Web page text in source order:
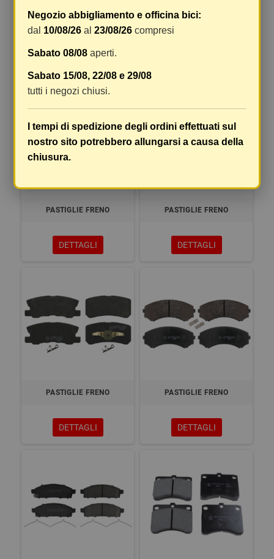
PASTIGLIE FRENO PASTIGLIE FRENO
PASTIGLIE FRENO
DETTAGLI
PASTIGLIE FRENO
DETTAGLI
PASTIGLIE FRENO
DETTAGLI
PASTIGLIE FRENO
DETTAGLI
Negozio abbigliamento e officina bici:
dal 10/08/26 al23/08/26 compresi
Sabato 08/08 aperti.
Sabato 15/08, 22/08 e 29/08
tutti i negozi chiusi.
I tempi di spedizione degli ordini effettuati sul
nostro sito potrebbero allungarsi a causa della
chiusura.